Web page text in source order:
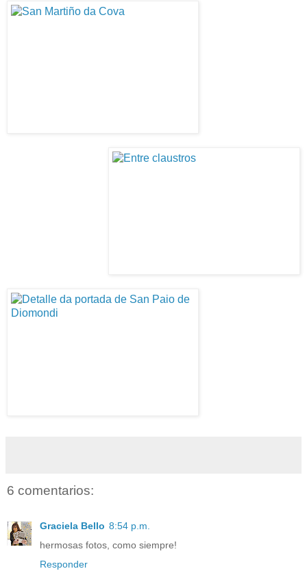
6 comentarios:
Graciela Bello 8:54 p.m.
hermosas fotos, como siempre!
Responder